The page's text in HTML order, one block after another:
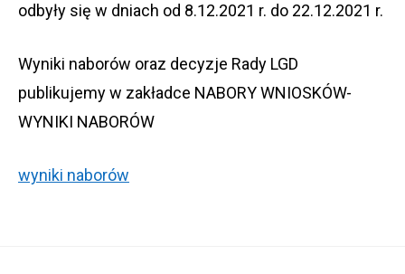
odbyły się w dniach od 8.12.2021 r. do 22.12.2021 r.
Wyniki naborów oraz decyzje Rady LGD
publikujemy w zakładce NABORY WNIOSKÓW-
WYNIKI NABORÓW
wyniki naborów